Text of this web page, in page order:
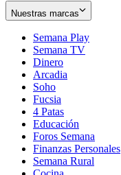
Nuestras marcas
Semana Play
Semana TV
Dinero
Arcadia
Soho
in
new
window
Fucsia
in
new
window
4 Patas
Educación
Foros Semana
Finanzas Personales
Semana Rural